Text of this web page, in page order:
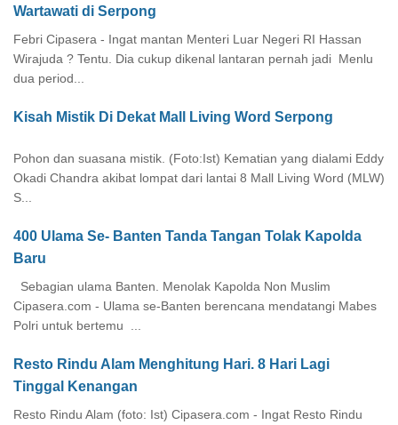
Wartawati di Serpong
Febri Cipasera - Ingat mantan Menteri Luar Negeri RI Hassan
Wirajuda ? Tentu. Dia cukup dikenal lantaran pernah jadi Menlu
dua period...
Kisah Mistik Di Dekat Mall Living Word Serpong
Pohon dan suasana mistik. (Foto:Ist) Kematian yang dialami Eddy
Okadi Chandra akibat lompat dari lantai 8 Mall Living Word (MLW)
S...
400 Ulama Se- Banten Tanda Tangan Tolak Kapolda
Baru
Sebagian ulama Banten. Menolak Kapolda Non Muslim
Cipasera.com - Ulama se-Banten berencana mendatangi Mabes
Polri untuk bertemu ...
Resto Rindu Alam Menghitung Hari. 8 Hari Lagi
Tinggal Kenangan
Resto Rindu Alam (foto: Ist) Cipasera.com - Ingat Resto Rindu